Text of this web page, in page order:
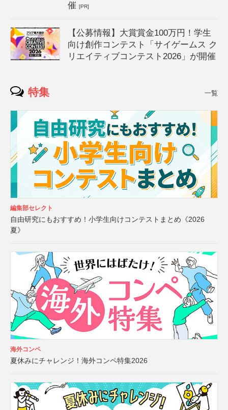
催[PR]
【公募情報】大賞賞金100万円！学生
向け創作コンテスト「サイゲームス ク
リエイティブコンテスト2026」が開催
特集 一覧
編集部セレクト
自由研究にもおすすめ！小学生向けコンテストまとめ《2026
夏》
海外コンペ
夏休みにチャレンジ！海外コンペ特集2026